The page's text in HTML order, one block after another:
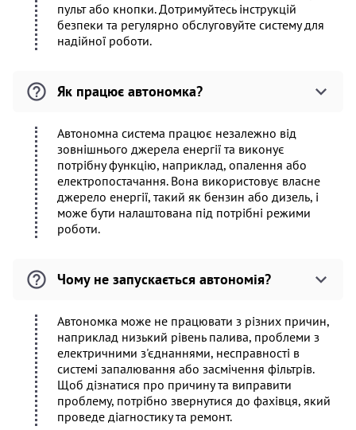
пульт або кнопки. Дотримуйтесь інструкцій
безпеки та регулярно обслуговуйте систему для
надійної роботи.
Як працює автономка?
Автономна система працює незалежно від
зовнішнього джерела енергії та виконує
потрібну функцію, наприклад, опалення або
електропостачання. Вона використовує власне
джерело енергії, такий як бензин або дизель, і
може бути налаштована під потрібні режими
роботи.
Чому не запускається автономія?
Автономка може не працювати з різних причин,
наприклад низький рівень палива, проблеми з
електричними з'єднаннями, несправності в
системі запалювання або засмічення фільтрів.
Щоб дізнатися про причину та виправити
проблему, потрібно звернутися до фахівця, який
проведе діагностику та ремонт.